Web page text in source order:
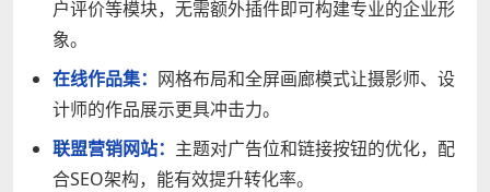
户评价等模块，无需额外插件即可构建专业的企业形
象。
在线作品集： 网格布局和全屏画廊模式让摄影师、设
计师的作品展示更具冲击力。
联盟营销网站： 主题对广告位和链接按钮的优化，配
合SEO架构，能有效提升转化率。